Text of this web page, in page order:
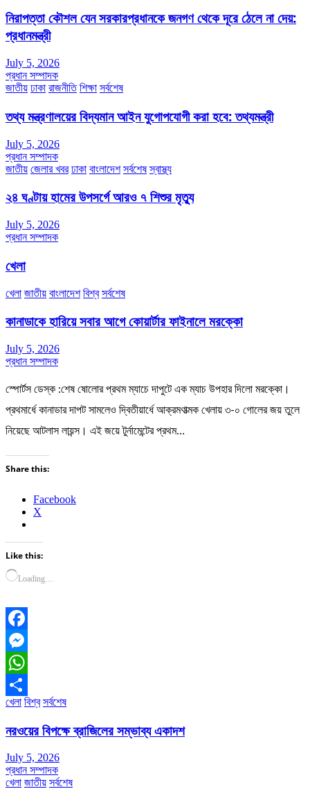
নিরাপত্তা কৌশল যেন সরকারপ্রধানকে জনগণ থেকে দূরে ঠেলে না দেয়:
প্রধানমন্ত্রী
July 5, 2026
প্রধান সম্পাদক
জাতীয় ঢাকা রাজনীতি শিক্ষা সর্বশেষ
তথ্য মন্ত্রণালয়ের বিদ্যমান আইন যুগোপযোগী করা হবে: তথ্যমন্ত্রী
July 5, 2026
প্রধান সম্পাদক
জাতীয় জেলার খবর ঢাকা বাংলাদেশ সর্বশেষ স্বাস্থ্য
২৪ ঘণ্টায় হামের উপসর্গে আরও ৭ শিশুর মৃত্যু
July 5, 2026
প্রধান সম্পাদক
খেলা
খেলা জাতীয় বাংলাদেশ বিশ্ব সর্বশেষ
কানাডাকে হারিয়ে সবার আগে কোয়ার্টার ফাইনালে মরক্কো
July 5, 2026
প্রধান সম্পাদক
স্পোর্টস ডেস্ক :শেষ ষোলোর প্রথম ম্যাচে দাপুটে এক ম্যাচ উপহার দিলো মরক্কো।
প্রথমার্ধে কানাডার দাপট সামলেও দ্বিতীয়ার্ধে আক্রমণাত্মক খেলায় ৩-০ গোলের জয় তুলে
নিয়েছে আটলাস লায়ন্স। এই জয়ে টুর্নামেন্টের প্রথম…
Share this:
Facebook
X
Like this:
Loading…
Facebook
Messenger
WhatsApp
Share
খেলা বিশ্ব সর্বশেষ
নরওয়ের বিপক্ষে ব্রাজিলের সম্ভাব্য একাদশ
July 5, 2026
প্রধান সম্পাদক
খেলা জাতীয় সর্বশেষ